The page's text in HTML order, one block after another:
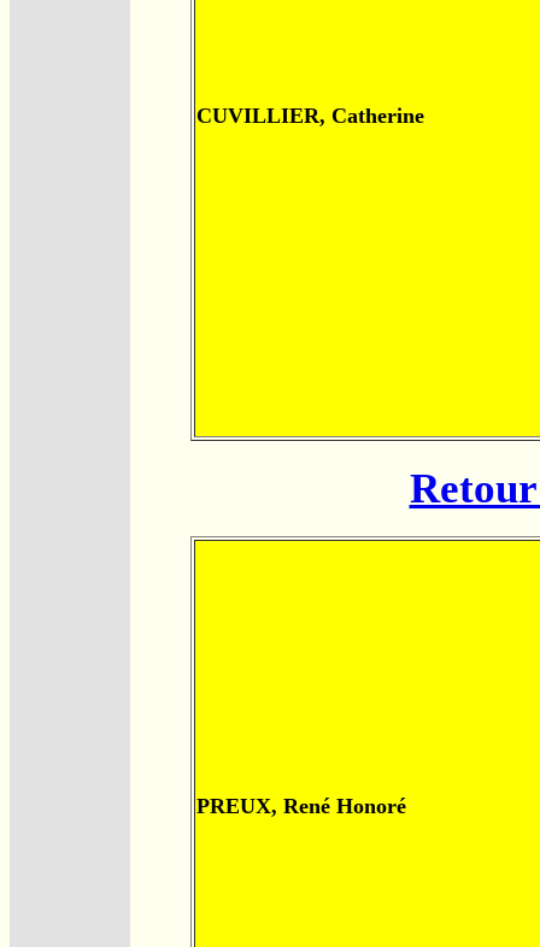
CUVILLIER, Catherine
PREUX, René Honoré